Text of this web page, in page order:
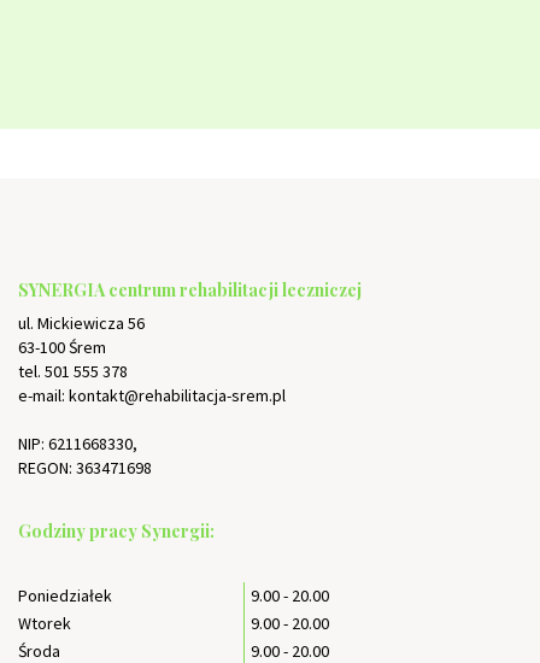
SYNERGIA centrum rehabilitacji leczniczej
ul. Mickiewicza 56
63-100 Śrem
tel. 501 555 378
e-mail: kontakt@rehabilitacja-srem.pl
NIP: 6211668330,
REGON: 363471698
Godziny pracy Synergii:
Poniedziałek
9.00 - 20.00
Wtorek
9.00 - 20.00
Środa
9.00 - 20.00